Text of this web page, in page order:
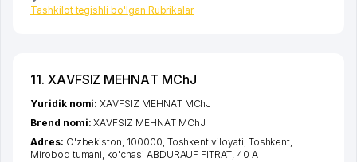
Tashkilot tegishli bo'lgan Rubrikalar
11. ХАVFSIZ МЕНNАT MChJ
Yuridik nomi:ХАVFSIZ МЕНNАT MChJ
Brend nomi:ХАVFSIZ МЕНNАT MChJ
Adres: O'zbekiston, 100000, Toshkent viloyati, Toshkent,
Mirobod tumani, ko'chasi ABDURAUF FITRAT, 40 A